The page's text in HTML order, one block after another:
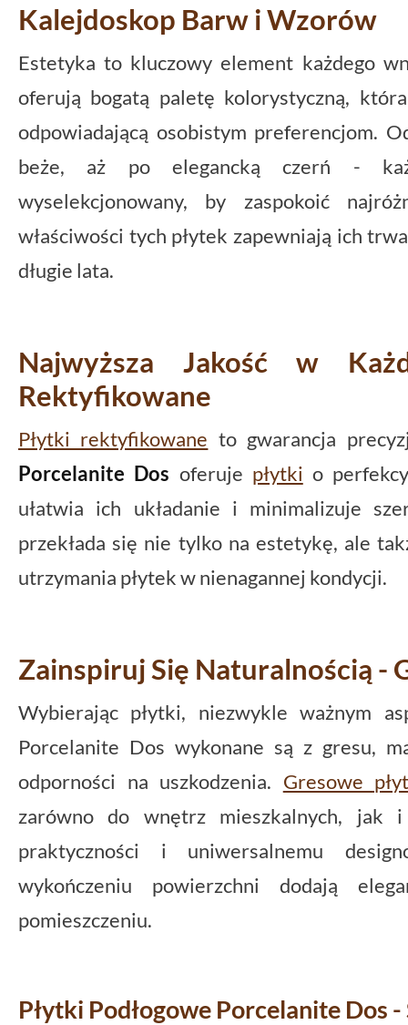
Kalejdoskop Barw i Wzorów
Estetyka to kluczowy element każdego
oferują bogatą paletę kolorystyczną,
odpowiadającą osobistym preferencjom.
beże, aż po elegancką czerń -
wyselekcjonowany, by zaspokoić
właściwości tych płytek zapewniają ich
długie lata.
Najwyższa Jakość w
Rektyfikowane
Płytki rektyfikowane to gwarancja
Porcelanite Dos oferuje płytki o
ułatwia ich układanie i minimalizuje
przekłada się nie tylko na estetykę, ale
utrzymania płytek w nienagannej kondycji.
Zainspiruj Się Naturalnością -
Wybierając płytki, niezwykle ważnym
Porcelanite Dos wykonane są z gresu,
odporności na uszkodzenia. Gresowe
zarówno do wnętrz mieszkalnych, jak
praktyczności i uniwersalnemu
wykończeniu powierzchni dodają
pomieszczeniu.
Płytki Podłogowe Porcelanite Dos